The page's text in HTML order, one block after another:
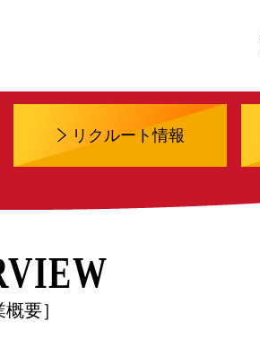
リクルート情報
概要］